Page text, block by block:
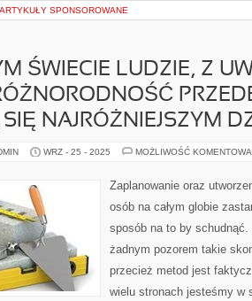
ARTYKUŁY SPONSOROWANE
ŚWIECIE LUDZIE, Z
NAJRÓŻNIEJSZYM
WRZ - 25 - 2025 MOŻLIWOŚĆ
Zaplanowanie oraz
osób na całym globie
sposób na to by
żadnym pozorem takie
przecież metod jest
wielu stronach jesteśmy w